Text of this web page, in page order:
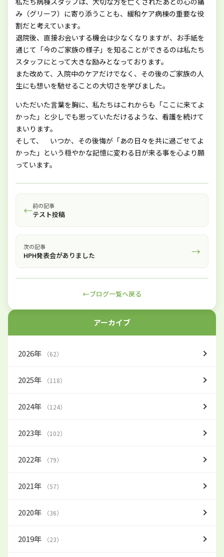
アーカイブ
2026年 （62）
2025年 （118）
2024年 （124）
2023年 （102）
2022年 （79）
2021年 （57）
2020年 （36）
2019年 （23）
み（グリーフ）に寄り添うことも、緩和ケア病棟の重要な役
割だと考えています。
退院後、直接お会いする機会は少なくなりますが、お手紙を
通じて「今のご家族の様子」を知ることができるのは私たち
スタッフにとって大きな励みとなっております。
また改めて、入院中のケアだけでなく、その後のご家族の人
生にも想いを馳せることの大切さを学びました。
いただいた言葉を胸に、私たちはこれからも「ここに来てよ
かった」と少しでも思っていただけるような、看護を続けて
まいります。
そして、 いつか、その後悔が「あの日々を共に過ごせてよ
かった」という穏やかな記憶に変わる日が来る事を心より願
っています。
←前の記事
テスト投稿
次の記事
HPH発表会がありました →
←ブログ一覧へ戻る